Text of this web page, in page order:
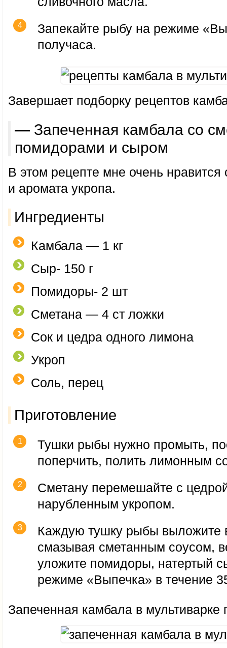
Запекайте рыбу на режиме
получаса.
Завершает подборку рецептов
— Запеченная камбала со сметаной,
помидорами и сыром
В этом рецепте мне очень
и аромата укропа.
Ингредиенты
Камбала — 1 кг
Сыр- 150 г
Помидоры- 2 шт
Сметана — 4 ст ложки
Сок и цедра одного лимона
Укроп
Соль, перец
Приготовление
Тушки рыбы нужно промыть,
поперчить, полить лимонным
Сметану перемешайте с
нарубленным укропом.
Каждую тушку рыбы выложите
смазывая сметанным соусом,
уложите помидоры, натертый
режиме «Выпечка» в течение
Запеченная камбала в мультиварке